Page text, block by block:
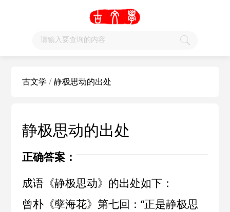
古文学 /静极思动的出处
静极思动的出处
正确答案：
成语《静极思动》的出处如下：
曾朴《孽海花》第七回：“正是静极思